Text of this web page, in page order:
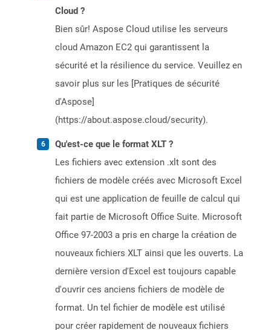
Cloud ?
Bien sûr! Aspose Cloud utilise les serveurs
cloud Amazon EC2 qui garantissent la
sécurité et la résilience du service. Veuillez en
savoir plus sur les [Pratiques de sécurité
d'Aspose]
(https://about.aspose.cloud/security).
Qu'est-ce que le format XLT ?
Les fichiers avec extension .xlt sont des
fichiers de modèle créés avec Microsoft Excel
qui est une application de feuille de calcul qui
fait partie de Microsoft Office Suite. Microsoft
Office 97-2003 a pris en charge la création de
nouveaux fichiers XLT ainsi que les ouverts. La
dernière version d'Excel est toujours capable
d'ouvrir ces anciens fichiers de modèle de
format. Un tel fichier de modèle est utilisé
pour créer rapidement de nouveaux fichiers